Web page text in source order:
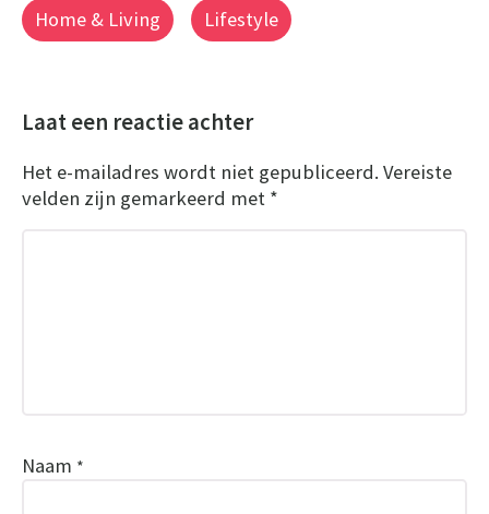
Home & Living Lifestyle
Laat een reactie achter
Het e-mailadres wordt niet gepubliceerd. Vereiste
velden zijn gemarkeerd met *
Naam *